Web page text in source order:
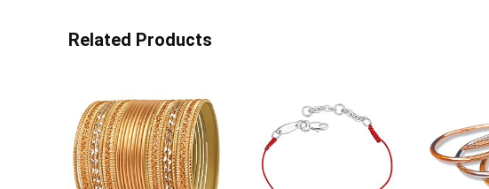
Related Products